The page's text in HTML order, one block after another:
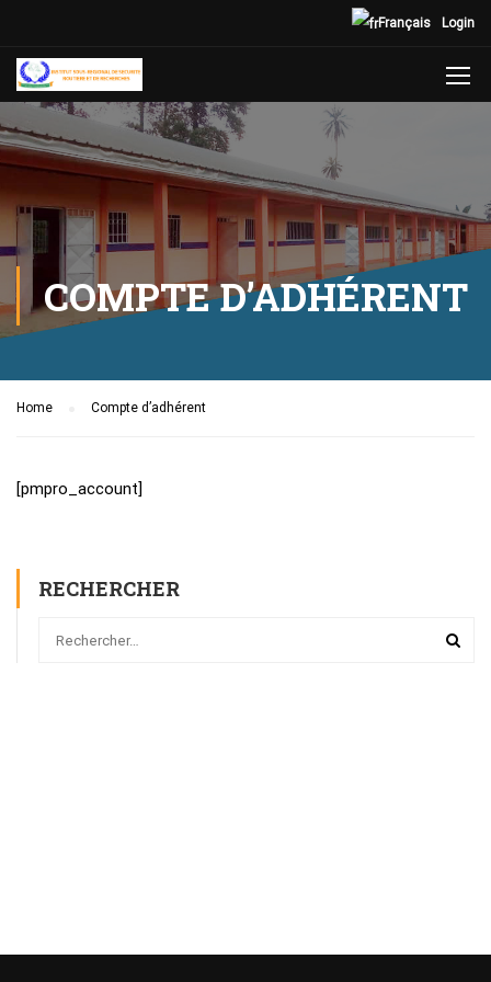
Login
Français
COMPTE D’ADHÉRENT
Home Compte d’adhérent
[pmpro_account]
RECHERCHER